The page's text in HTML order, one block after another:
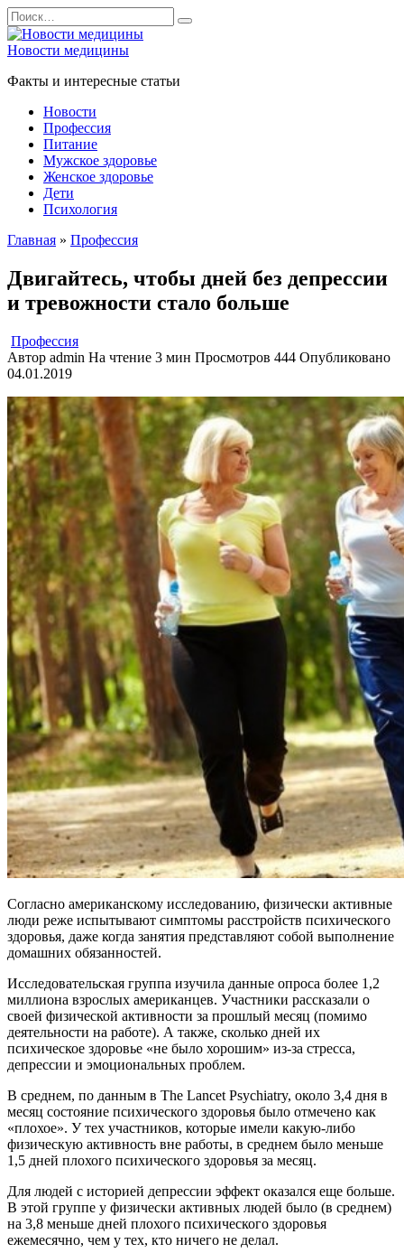
Перейти
к
содержанию
Search
for:
Новости медицины
Факты и интересные статьи
Новости
Профессия
Питание
Мужское здоровье
Женское здоровье
Дети
Психология
Главная » Профессия
Двигайтесь, чтобы дней без депрессии
и тревожности стало больше
Профессия
Автор admin На чтение 3 мин Просмотров 444 Опубликовано
04.01.2019
Согласно американскому исследованию, физически активные
люди реже испытывают симптомы расстройств психического
здоровья, даже когда занятия представляют собой выполнение
домашних обязанностей.
Исследовательская группа изучила данные опроса более 1,2
миллиона взрослых американцев. Участники рассказали о
своей физической активности за прошлый месяц (помимо
деятельности на работе). А также, сколько дней их
психическое здоровье «не было хорошим» из-за стресса,
депрессии и эмоциональных проблем.
В среднем, по данным в The Lancet Psychiatry, около 3,4 дня в
месяц состояние психического здоровья было отмечено как
«плохое». У тех участников, которые имели какую-либо
физическую активность вне работы, в среднем было меньше
1,5 дней плохого психического здоровья за месяц.
Для людей с историей депрессии эффект оказался еще больше.
В этой группе у физически активных людей было (в среднем)
на 3,8 меньше дней плохого психического здоровья
ежемесячно, чем у тех, кто ничего не делал.